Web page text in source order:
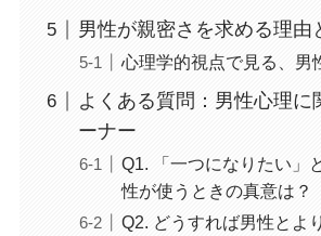
男性が親密さを求める理由
心理学的視点で見る、男
よくある質問：男性心理に
ーナー
Q1. 「一つになりたい」
性が使うときの真意は？
Q2. どうすれば男性とよ